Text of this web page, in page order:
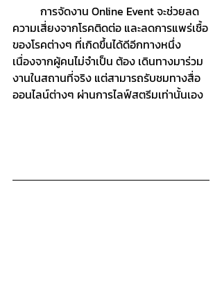
ความเสี่ยงจากโรคติดต่อ และลดการแพร่เชื้อ
ของโรคต่างๆ ที่เกิดขึ้นได้ดีอีกทางหนึ่ง
เนื่องจากผู้คนไม่จำเป็น ต้อง เดินทางมาร่วม
งานในสถานที่จริง แต่สามารถรับชมทางสื่อ
ออนไลน์ต่างๆ ผ่านการไลฟ์สตรีมเท่านั้นเอง